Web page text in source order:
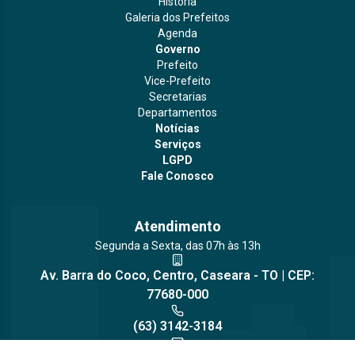
Galeria dos Prefeitos
Agenda
Governo
Prefeito
Vice-Prefeito
Secretarias
Departamentos
Notícias
Serviços
LGPD
Fale Conosco
Atendimento
Segunda a Sexta, das 07h às 13h
Av. Barra do Coco, Centro, Caseara - TO | CEP:
77680-000
(63) 3142-3184